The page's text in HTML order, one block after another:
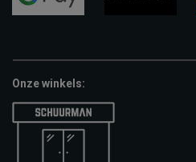
Onze winkels: